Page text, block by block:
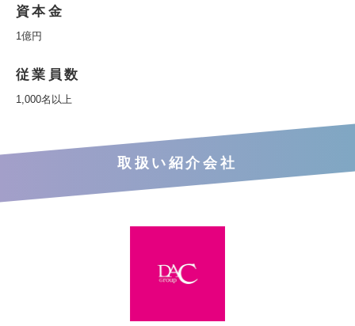
資本金
1億円
従業員数
1,000名以上
取扱い紹介会社